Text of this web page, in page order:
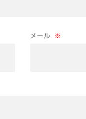
メール ※